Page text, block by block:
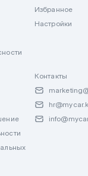
Избранное
Настройки
Контакты